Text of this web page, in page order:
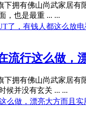
下拥有佛山尚武家居
，也是最重 ... ...
流行这么做，
下拥有佛山尚武家居
候并没有玄关 ... ...